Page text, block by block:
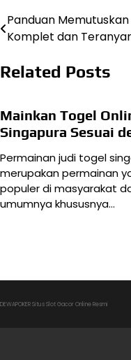
Navigasi
Panduan
Komplet dan Teranyar
Related Posts
Mainkan Togel
Singapura Sesuai
Permainan judi togel
merupakan permainan
populer di masyarakat
umumnya khususnya…
DEWAPOKER Situs Slot Gacor Online Resmi